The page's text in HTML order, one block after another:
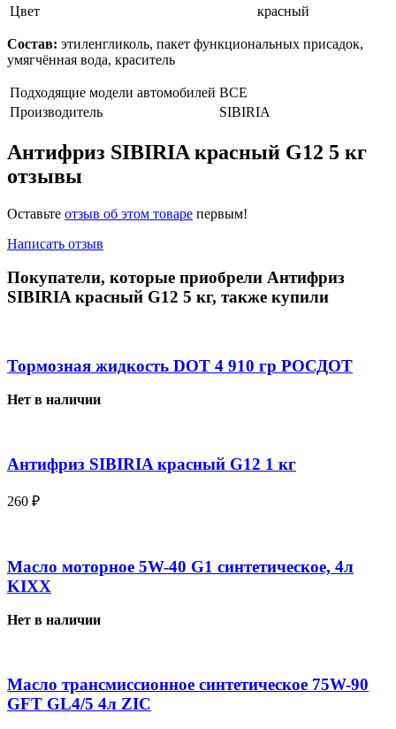
Цвет
красный
Состав: этиленгликоль, пакет функциональных присадок,
умягчённая вода, краситель
Подходящие модели автомобилей ВСЕ
Производитель
SIBIRIA
Антифриз SIBIRIA красный G12 5 кг
отзывы
Оставьте отзыв об этом товаре первым!
Написать отзыв
Покупатели, которые приобрели Антифриз
SIBIRIA красный G12 5 кг, также купили
Тормозная жидкость DOT 4 910 гр РОСДОТ
Нет в наличии
Антифриз SIBIRIA красный G12 1 кг
260 ₽
Масло моторное 5W-40 G1 синтетическое, 4л
KIXX
Нет в наличии
Масло трансмиссионное синтетическое 75W-90
GFT GL4/5 4л ZIC